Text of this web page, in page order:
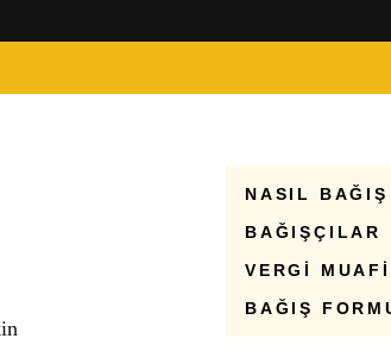
NASIL
BAĞIŞÇILAR
VERGİ
BAĞIŞ